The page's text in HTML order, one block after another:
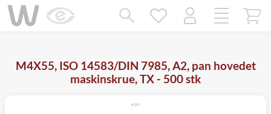
M4X55, ISO 14583/DIN 7985, A2, pan hovedet
maskinskrue, TX - 500 stk
Mangler chatten?
Ret samtykke!